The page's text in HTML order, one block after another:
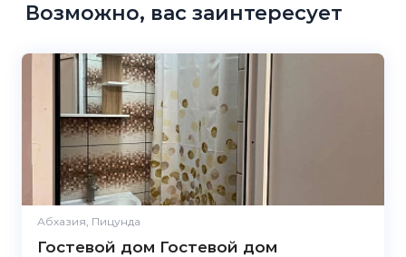
Возможно, вас заинтересует
Абхазия, Пицунда
Гостевой дом Гостевой дом